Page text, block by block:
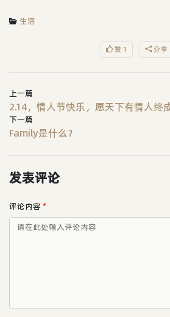
生活
赞 1 分享
上一篇
2.14，情人节快乐，愿天下有情人终
下一篇
Family是什么？
发表评论
评论内容 *